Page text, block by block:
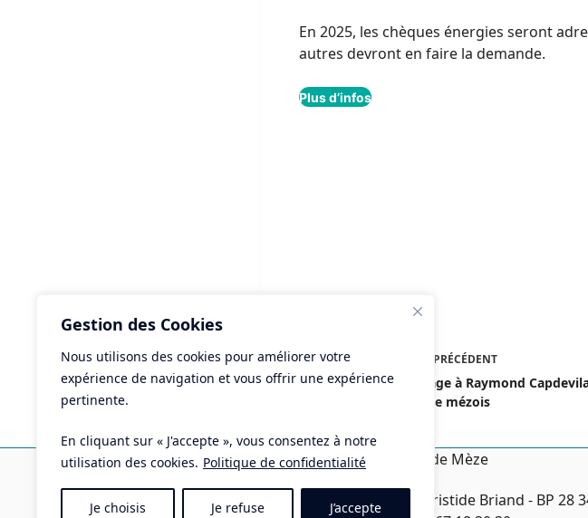
Gestion des Cookies
Nous utilisons des cookies pour améliorer votre
expérience de navigation et vous offrir une expérience
pertinente.
En cliquant sur « J'accepte », vous consentez à notre
utilisation des cookies. Politique de confidentialité
Je choisis Je refuse J’accepte
En 2025, les chèques énergies seront
autres devront en faire la demande.
Plus d’infos
PRÉCÉDENT
Hommage à Raymond
mosaïste mézois
Mairie de Mèze
Place Aristide Briand - BP 28